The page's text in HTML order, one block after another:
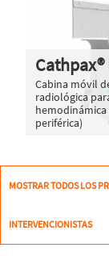
Cathpax®
Cabina móvil
radiológica
hemodinámica
periférica)
MOSTRAR TODOS LOS
INTERVENCIONISTAS